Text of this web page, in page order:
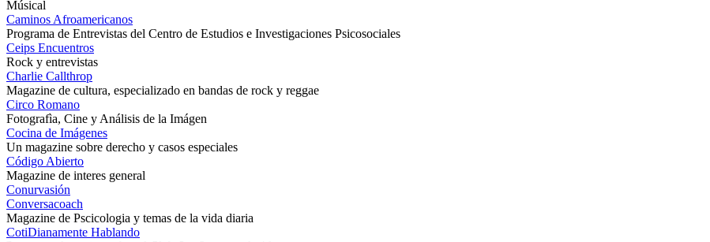
Músical
Caminos Afroamericanos
Programa de Entrevistas del Centro de Estudios e Investigaciones Psicosociales
Ceips Encuentros
Rock y entrevistas
Charlie Callthrop
Magazine de cultura, especializado en bandas de rock y reggae
Circo Romano
Fotografìa, Cine y Análisis de la Imágen
Cocina de Imágenes
Un magazine sobre derecho y casos especiales
Código Abierto
Magazine de interes general
Conurvasión
Conversacoach
Magazine de Pscicologia y temas de la vida diaria
CotiDianamente Hablando